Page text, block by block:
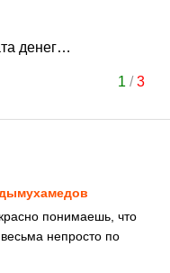
денег…
1 /3
понимаешь, что
непросто по